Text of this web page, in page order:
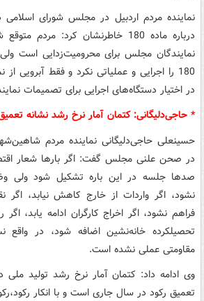
نماینده مردم اردبیل در مجلس شورای
درباره ماده 180 خاطرنشان کرد:
180 را اجرایی و عملیاتی نکرد و فقط آبرویی
در اختیار دستگاه‌های اجرایی برای تصمیمات
* حاجی‌دلیگانی: کتمان آمار نرخ رشد نشانه
حسینعلی حاجی‌دلیگانی نماینده مردم
در صحن علنی مجلس گفت: اگر بارها شعار
صدها جلسه در این باره تشکیل شود ولی
نشود، اگر واردات از خارج کاهش نیابد، اگر
فراهم نشود، اگر اخراج کارگران ادامه یابد،
تحصیلکرده خانه‌نشین اضافه شود، در
مقاومتی عملی نشده است.
تعمیق رکود در سال جاری است و با انکار